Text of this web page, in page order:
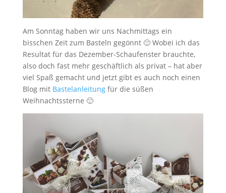
Am Sonntag haben wir uns Nachmittags ein
bisschen Zeit zum Basteln gegönnt 🙂 Wobei ich das
Resultat für das Dezember-Schaufenster brauchte,
also doch fast mehr geschäftlich als privat – hat aber
viel Spaß gemacht und jetzt gibt es auch noch einen
Blog mit Bastelanleitungfür die süßen
Weihnachtssterne 🙂